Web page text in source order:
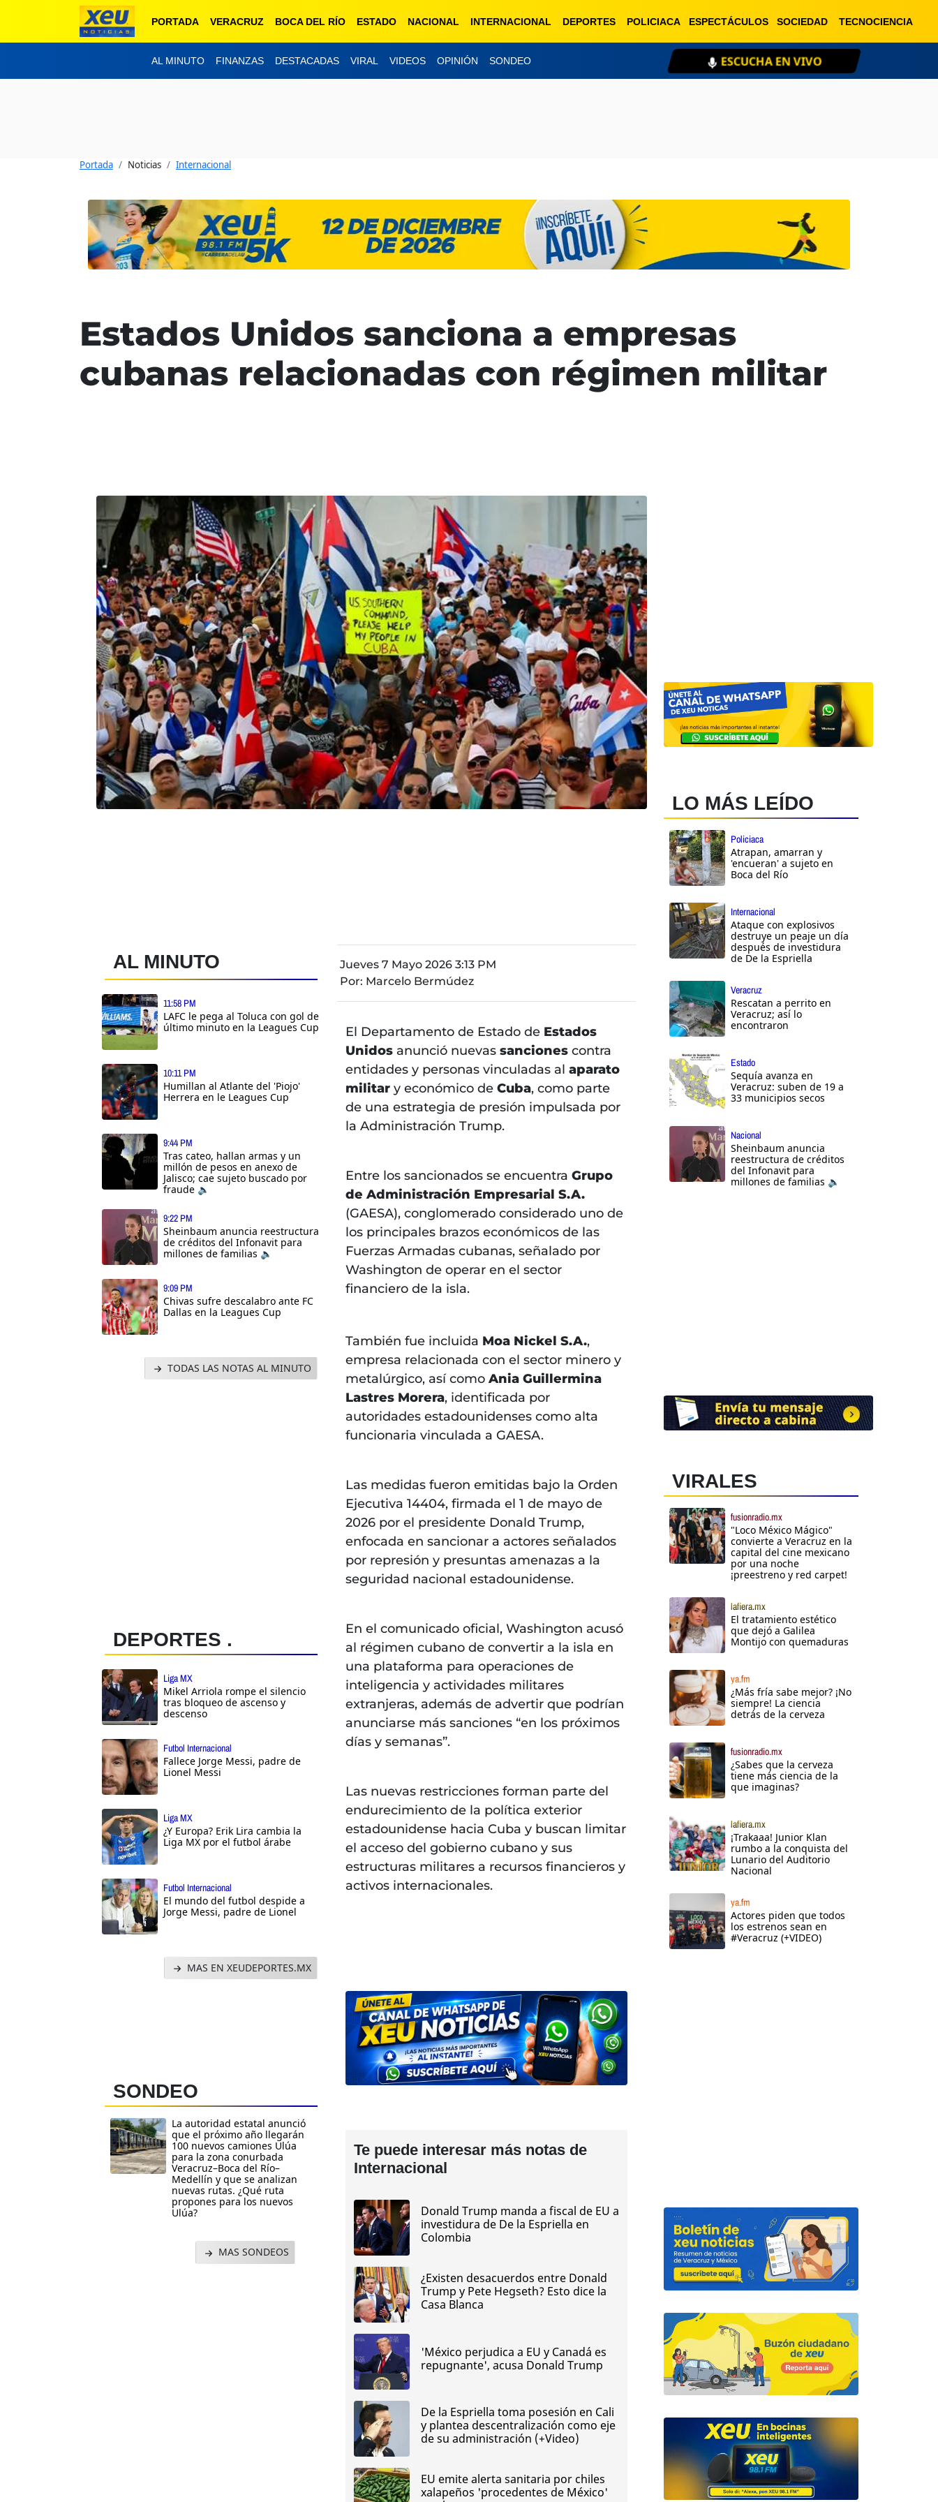
PORTADA VERACRUZ BOCA DEL RÍO ESTADO NACIONAL INTERNACIONAL DEPORTES POLICIACA ESPECTÁCULOS SOCIEDAD TECNOCIENCIA
AL MINUTO FINANZAS DESTACADAS VIRAL VIDEOS OPINIÓN SONDEO XEU 98.1 FM
ESCUCHA EN VIVO
Portada Noticias Internacional
Estados Unidos sanciona a empresas
cubanas relacionadas con régimen militar
AL MINUTO
11:58 PM
LAFC le pega al Toluca con gol de
último minuto en la Leagues Cup
10:11 PM
Humillan al Atlante del 'Piojo'
Herrera en le Leagues Cup
9:44 PM
Tras cateo, hallan armas y un
millón de pesos en anexo de
Jalisco; cae sujeto buscado por
fraude 🔈
9:22 PM
Sheinbaum anuncia reestructura
de créditos del Infonavit para
millones de familias 🔈
9:09 PM
Chivas sufre descalabro ante FC
Dallas en la Leagues Cup
TODAS LAS NOTAS AL MINUTO
DEPORTES .
Liga MX
Mikel Arriola rompe el silencio
tras bloqueo de ascenso y
descenso
Futbol Internacional
Fallece Jorge Messi, padre de
Lionel Messi
Liga MX
¿Y Europa? Erik Lira cambia la
Liga MX por el futbol árabe
Futbol Internacional
El mundo del futbol despide a
Jorge Messi, padre de Lionel
MAS EN XEUDEPORTES.MX
SONDEO
La autoridad estatal anunció
que el próximo año llegarán
100 nuevos camiones Ulúa
para la zona conurbada
Veracruz–Boca del Río–
Medellín y que se analizan
nuevas rutas. ¿Qué ruta
propones para los nuevos
Ulúa?
MAS SONDEOS
Jueves 7 Mayo 2026 3:13 PM
Por: Marcelo Bermúdez
El Departamento de Estado de Estados
Unidosanunció nuevas sanciones contra
entidades y personas vinculadas al aparato
military económico de Cuba, como parte
de una estrategia de presión impulsada por
la Administración Trump.
Entre los sancionados se encuentra Grupo
de Administración Empresarial S.A.
(GAESA), conglomerado considerado uno de
los principales brazos económicos de las
Fuerzas Armadas cubanas, señalado por
Washington de operar en el sector
financiero de la isla.
También fue incluida Moa Nickel S.A.,
empresa relacionada con el sector minero y
metalúrgico, así como Ania Guillermina
Lastres Morera, identificada por
autoridades estadounidenses como alta
funcionaria vinculada a GAESA.
Las medidas fueron emitidas bajo la Orden
Ejecutiva 14404, firmada el 1 de mayo de
2026 por el presidente Donald Trump,
enfocada en sancionar a actores señalados
por represión y presuntas amenazas a la
seguridad nacional estadounidense.
En el comunicado oficial, Washington acusó
al régimen cubano de convertir a la isla en
una plataforma para operaciones de
inteligencia y actividades militares
extranjeras, además de advertir que podrían
anunciarse más sanciones “en los próximos
días y semanas”.
Las nuevas restricciones forman parte del
endurecimiento de la política exterior
estadounidense hacia Cuba y buscan limitar
el acceso del gobierno cubano y sus
estructuras militares a recursos financieros y
activos internacionales.
Te puede interesar más notas de
Internacional
Donald Trump manda a fiscal de EU a
investidura de De la Espriella en
Colombia
¿Existen desacuerdos entre Donald
Trump y Pete Hegseth? Esto dice la
Casa Blanca
'México perjudica a EU y Canadá es
repugnante', acusa Donald Trump
De la Espriella toma posesión en Cali
y plantea descentralización como eje
de su administración (+Video)
EU emite alerta sanitaria por chiles
xalapeños 'procedentes de México'
LO MÁS LEÍDO
Policiaca
Atrapan, amarran y
'encueran' a sujeto en
Boca del Río
Internacional
Ataque con explosivos
destruye un peaje un día
después de investidura
de De la Espriella
Veracruz
Rescatan a perrito en
Veracruz; así lo
encontraron
Estado
Sequía avanza en
Veracruz: suben de 19 a
33 municipios secos
Nacional
Sheinbaum anuncia
reestructura de créditos
del Infonavit para
millones de familias 🔈
VIRALES
fusionradio.mx
"Loco México Mágico"
convierte a Veracruz en la
capital del cine mexicano
por una noche
¡preestreno y red carpet!
lafiera.mx
El tratamiento estético
que dejó a Galilea
Montijo con quemaduras
ya.fm
¿Más fría sabe mejor? ¡No
siempre! La ciencia
detrás de la cerveza
fusionradio.mx
¿Sabes que la cerveza
tiene más ciencia de la
que imaginas?
lafiera.mx
¡Trakaaa! Junior Klan
rumbo a la conquista del
Lunario del Auditorio
Nacional
ya.fm
Actores piden que todos
los estrenos sean en
#Veracruz (+VIDEO)